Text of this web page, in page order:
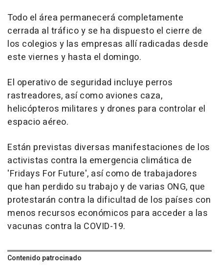
Todo el área permanecerá completamente
cerrada al tráfico y se ha dispuesto el cierre de
los colegios y las empresas allí radicadas desde
este viernes y hasta el domingo.
El operativo de seguridad incluye perros
rastreadores, así como aviones caza,
helicópteros militares y drones para controlar el
espacio aéreo.
Están previstas diversas manifestaciones de los
activistas contra la emergencia climática de
'Fridays For Future', así como de trabajadores
que han perdido su trabajo y de varias ONG, que
protestarán contra la dificultad de los países con
menos recursos económicos para acceder a las
vacunas contra la COVID-19.
Contenido patrocinado